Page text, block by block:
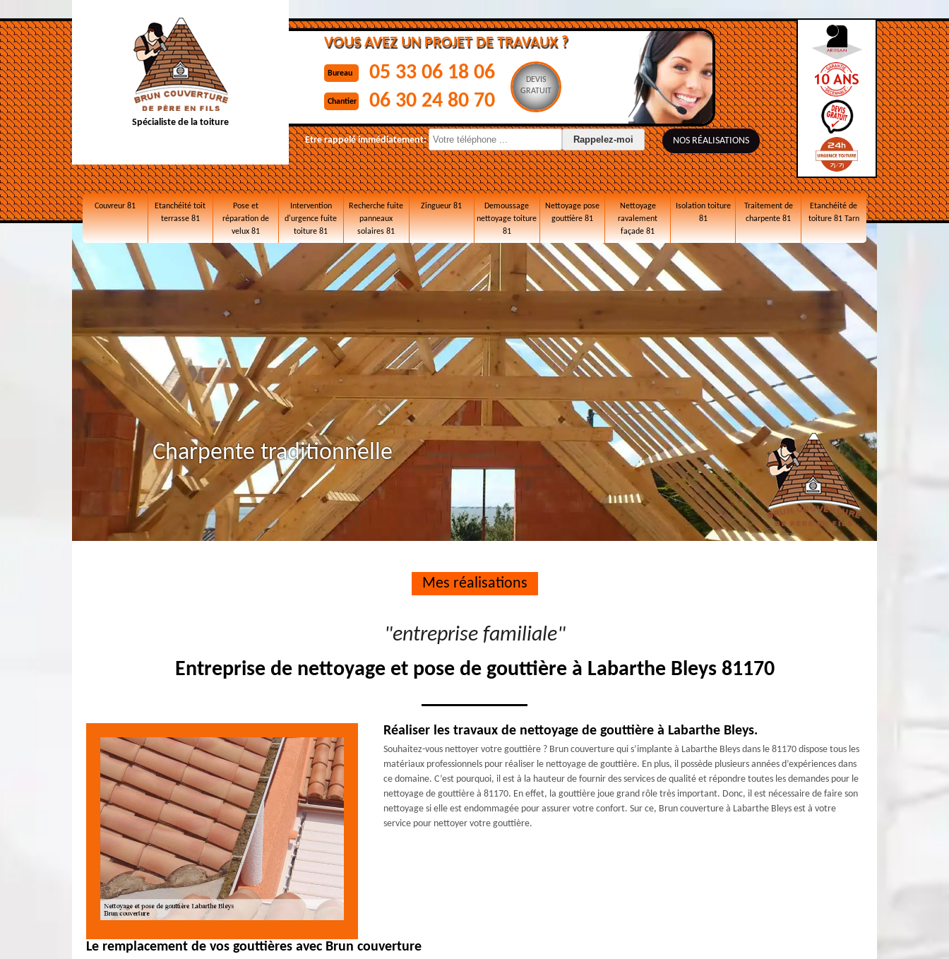
Spécialiste de la toiture
VOUS AVEZ UN PROJET DE TRAVAUX ?
Bureau 05 33 06 18 06
Chantier 06 30 24 80 70
DEVIS
GRATUIT
Etre rappelé immédiatement: NOS RÉALISATIONS
Couvreur 81
Etanchéité toit
terrasse 81
Pose et
réparation de
velux 81
Intervention
d'urgence fuite
toiture 81
Recherche fuite
panneaux
solaires 81
Zingueur 81
Demoussage
nettoyage toiture
81
Nettoyage pose
gouttière 81
Nettoyage
ravalement
façade 81
Isolation toiture
81
Traitement de
charpente 81
Etanchéité de
toiture 81 Tarn
Charpente traditionnelle
Mes réalisations
"entreprise familiale"
Entreprise de nettoyage et pose de gouttière à Labarthe Bleys 81170
Réaliser les travaux de nettoyage de gouttière à Labarthe Bleys.
Souhaitez-vous nettoyer votre gouttière ? Brun couverture qui s’implante à Labarthe Bleys dans le 81170 dispose tous les
matériaux professionnels pour réaliser le nettoyage de gouttière. En plus, il possède plusieurs années d’expériences dans
ce domaine. C’est pourquoi, il est à la hauteur de fournir des services de qualité et répondre toutes les demandes pour le
nettoyage de gouttière à 81170. En effet, la gouttière joue grand rôle très important. Donc, il est nécessaire de faire son
nettoyage si elle est endommagée pour assurer votre confort. Sur ce, Brun couverture à Labarthe Bleys est à votre
service pour nettoyer votre gouttière.
Le remplacement de vos gouttières avec Brun couverture